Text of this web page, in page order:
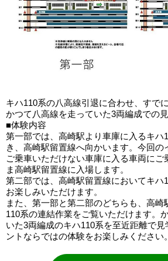
キハ110系の八高線引退に合わせ、すで
かつて八高線を走っていた3両編成での
■体験内容
第一部では、高崎駅より車庫に入るキハ
き、高崎駅留置線へ向かいます。今回の
ご乗車いただけない車庫に入る車両にご
ま高崎駅留置線に入場します。
第二部では、高崎駅留置線においてキハ
お楽しみいただけます。
また、第一部と第二部のどちらも、高崎
110系の連結作業をご覧いただけます。
いた3両編成のキハ110系を至近距離で
ントならではの体験をお楽しみください。